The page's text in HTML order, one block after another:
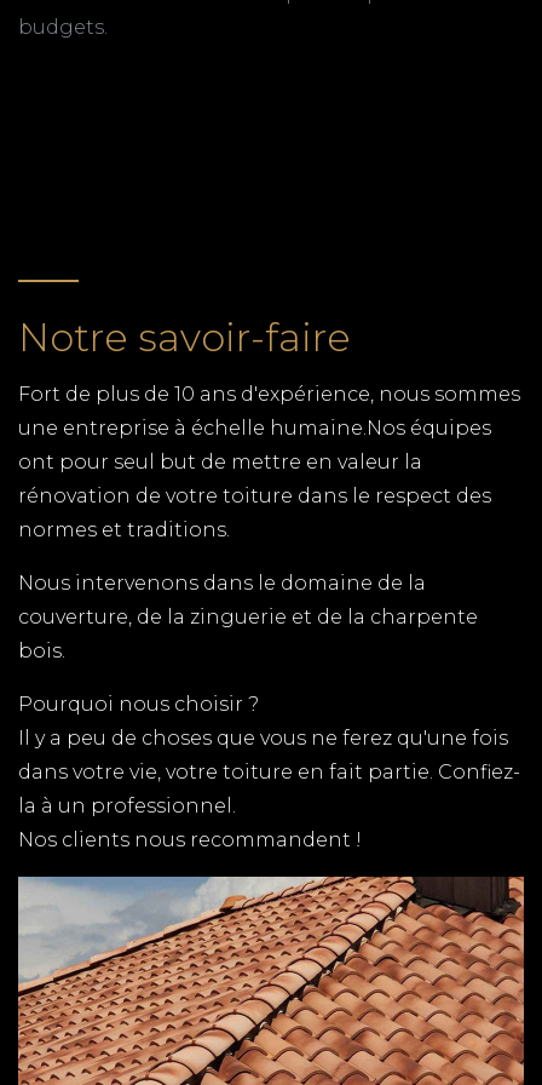
ZINGUERIE ARVERT
CUISINISTE 17200
TPG RENOVATION est spécialiste de la cuisine en
cuisine et des menuisiers qualifiés pour tous les
budgets.
COUVERTURE SAINT
AUGUSTIN
à Saint Augustin en Charente-Maritime (17). Nous
intervenons rapidement sur l'ensemble du
département pour tous vos travaux de couverture.
RENOVATION LA
TREMBLADE
TPG RENOVATION intervient sur l'ensemble du
département de la Charente-Maritime (17) pour
COUVERTURE MESCHERS
Vous cherchez un spécialiste de la couverture sur
Meschers ? TPG RENOVATION intervient sur
l'ensemble du département de la Charente-
Maritime pour vous conseiller et vous proposer
budgets.
Notre savoir-faire
Fort de plus de 10 ans d'expérience, nous sommes
une entreprise à échelle humaine.Nos équipes
ont pour seul but de mettre en valeur la
rénovation de votre toiture dans le respect des
normes et traditions.
Nous intervenons dans le domaine de la
couverture, de la zinguerie et de la charpente
bois.
Pourquoi nous choisir ?
Il y a peu de choses que vous ne ferez qu'une fois
dans votre vie, votre toiture en fait partie. Confiez-
la à un professionnel.
Nos clients nous recommandent !